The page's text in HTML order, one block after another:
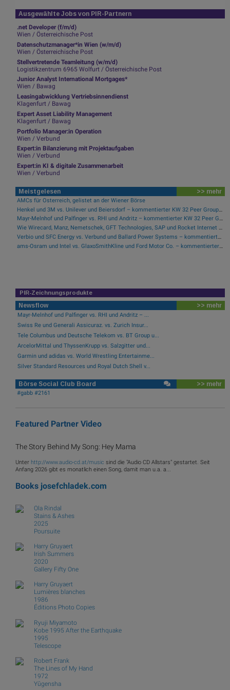
Ausgewählte Jobs von PIR-Partnern
.net Developer (f/m/d)
Wien / Österreichische Post
Datenschutzmanager*in Wien (w/m/d)
Wien / Österreichische Post
Stellvertretende Teamleitung (w/m/d)
Logistikzentrum 6965 Wolfurt / Österreichische Post
Junior Analyst International Mortgages*
Wien / Bawag
Leasingabwicklung Vertriebsinnendienst
Klagenfurt / Bawag
Expert Asset Liability Management
Klagenfurt / Bawag
Portfolio Manager:in Operation
Wien / Verbund
Expert:in Bilanzierung mit Projektaufgaben
Wien / Verbund
Expert:in KI & digitale Zusammenarbeit
Wien / Verbund
Meistgelesen >> mehr
AMCs für Österreich, gelistet an der Wiener Börse
Henkel und 3M vs. Unilever und Beiersdorf – kommentierter KW 32 Peer Group Watch Konsumgüter
Mayr-Melnhof und Palfinger vs. RHI und Andritz – kommentierter KW 32 Peer Group Watch Zykliker Österreich
Wie Wirecard, Manz, Nemetschek, GFT Technologies, SAP und Rocket Internet für Gesprächsstoff sorgten
Verbio und SFC Energy vs. Verbund und Ballard Power Systems – kommentierter KW 32 Peer Group Watch Energie
ams-Osram und Intel vs. GlaxoSmithKline und Ford Motor Co. – kommentierter KW 32 Peer Group Watch Global Innovation 1000
PIR-Zeichnungsprodukte
Newsflow >> mehr
Mayr-Melnhof und Palfinger vs. RHI und Andritz – ...
Swiss Re und Generali Assicuraz. vs. Zurich Insur...
Tele Columbus und Deutsche Telekom vs. BT Group u...
ArcelorMittal und ThyssenKrupp vs. Salzgitter und...
Garmin und adidas vs. World Wrestling Entertainme...
Silver Standard Resources und Royal Dutch Shell v...
Börse Social Club Board >> mehr
#gabb #2161
Featured Partner Video
The Story Behind My Song: Hey Mama
Unter http://www.audio-cd.at/music sind die "Audio CD Allstars" gestartet. Seit
Anfang 2026 gibt es monatlich einen Song, damit man u.a. a...
Books josefchladek.com
Ola Rindal
Stains & Ashes
2025
Poursuite
Harry Gruyaert
Irish Summers
2020
Gallery Fifty One
Harry Gruyaert
Lumières blanches
1986
Éditions Photo Copies
Ryuji Miyamoto
Kobe 1995 After the Earthquake
1995
Telescope
Robert Frank
The Lines of My Hand
1972
Yūgensha